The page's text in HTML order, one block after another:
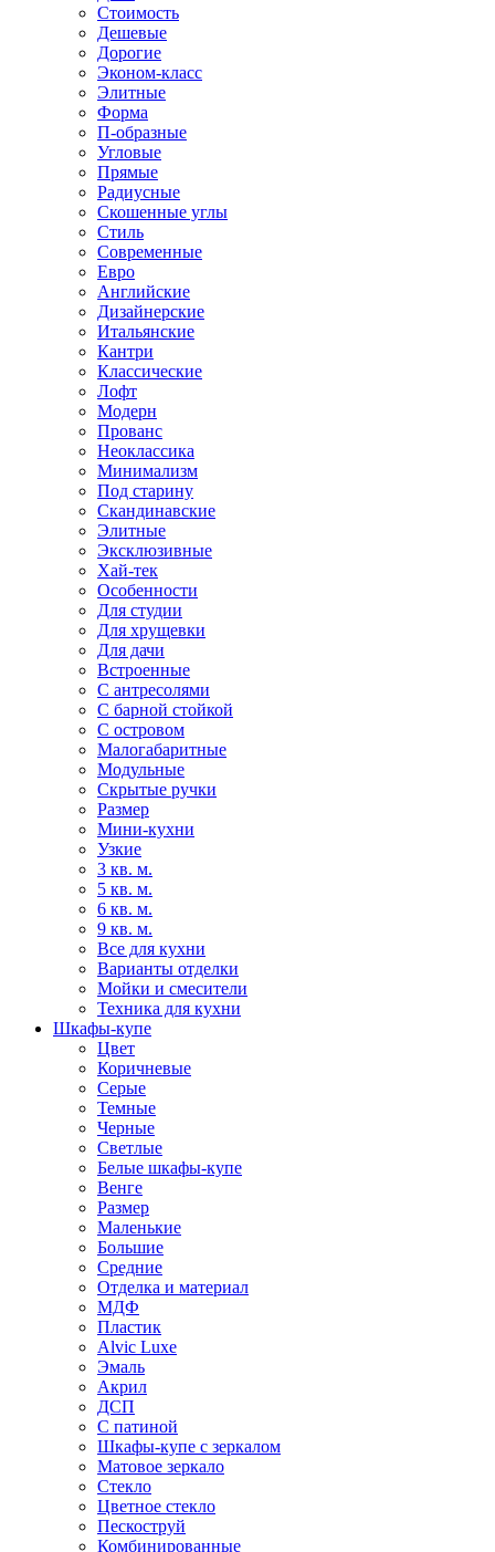
Стоимость
Дешевые
Дорогие
Эконом-класс
Элитные
Форма
П-образные
Угловые
Прямые
Радиусные
Скошенные углы
Стиль
Современные
Евро
Английские
Дизайнерские
Итальянские
Кантри
Классические
Лофт
Модерн
Прованс
Неоклассика
Минимализм
Под старину
Скандинавские
Элитные
Эксклюзивные
Хай-тек
Особенности
Для студии
Для хрущевки
Для дачи
Встроенные
С антресолями
С барной стойкой
С островом
Малогабаритные
Модульные
Скрытые ручки
Размер
Мини-кухни
Узкие
3 кв. м.
5 кв. м.
6 кв. м.
9 кв. м.
Все для кухни
Варианты отделки
Мойки и смесители
Техника для кухни
Шкафы-купе
Цвет
Коричневые
Серые
Темные
Черные
Светлые
Белые шкафы-купе
Венге
Размер
Маленькие
Большие
Средние
Отделка и материал
МДФ
Пластик
Alvic Luxe
Эмаль
Акрил
ДСП
С патиной
Шкафы-купе с зеркалом
Матовое зеркало
Стекло
Цветное стекло
Пескоструй
Комбинированные